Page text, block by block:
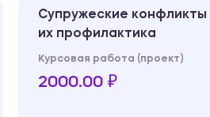
Супружеские конфликты
их профилактика
Курсовая работа (проект)
2000.00 ₽